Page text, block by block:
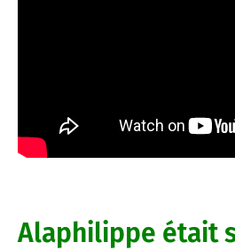
Alaphilippe était